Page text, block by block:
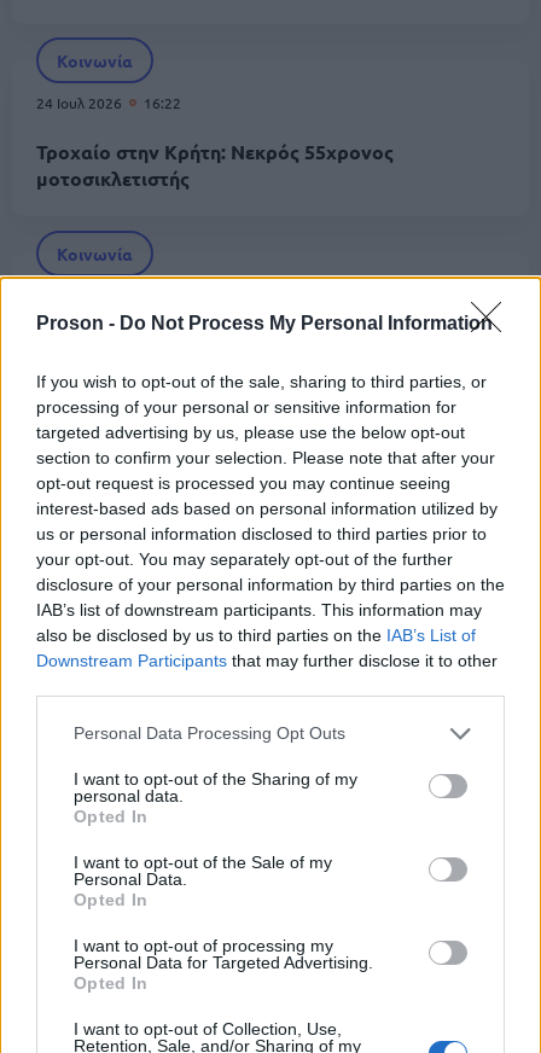
Proson - Do Not Process My Personal Information
If you wish to opt-out of the sale, sharing to third parties, or
processing of your personal or sensitive information for
targeted advertising by us, please use the below opt-out
section to confirm your selection. Please note that after your
opt-out request is processed you may continue seeing
interest-based ads based on personal information utilized by
us or personal information disclosed to third parties prior to
your opt-out. You may separately opt-out of the further
disclosure of your personal information by third parties on the
IAB’s list of downstream participants. This information may
also be disclosed by us to third parties on the IAB’s List of
Downstream Participants that may further disclose it to other
Please note that this website/app uses one or more Google
not limited to your visit or usage behaviour. You may click to
grant or deny consent to Google and its third-party tags to
use your data for below specified purposes in below Google
consent section.
Personal Data Processing Opt Outs
I want to opt-out of the Sharing of my
personal data.
Opted In
I want to opt-out of the Sale of my
Personal Data.
Opted In
I want to opt-out of processing my
Personal Data for Targeted Advertising.
Opted In
I want to opt-out of Collection, Use,
Retention, Sale, and/or Sharing of my
Κοινωνία
24 Ιουλ 2026 16:22
Τροχαίο στην Κρήτη: Νεκρός 55χρονος
μοτοσικλετιστής
Κοινωνία
Χανιά: Συγκρούστηκαν δύο πλοία στο λιμάνι της
Κοινωνία
20 Ιουλ 2026 14:49
Τροχαίο στα Χανιά: Σφοδρή σύγκρουση μεταξύ
δυο ΙΧ - Τραυματίστηκαν οκτώ άτομα
Κοινωνία
Κρήτη: 15χρονη έπεσε θύμα ξυλοδαρμού -
Κοινωνία
18 Ιουλ 2026 13:44
Πυροσβεστικής - Ήχησε το 112
Κοινωνία